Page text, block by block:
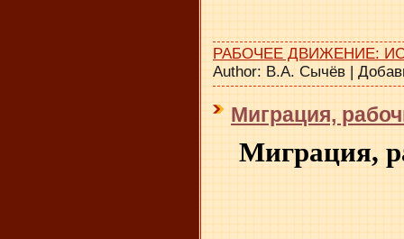
РАБОЧЕЕ ДВИЖЕНИЕ:
Author: В.А. Сычёв |
Миграция,
Миграция,